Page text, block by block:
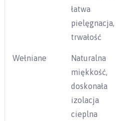
łatwa
pielęgnacja,
trwałość
Wełniane
Naturalna
miękkość,
doskonała
izolacja
cieplna